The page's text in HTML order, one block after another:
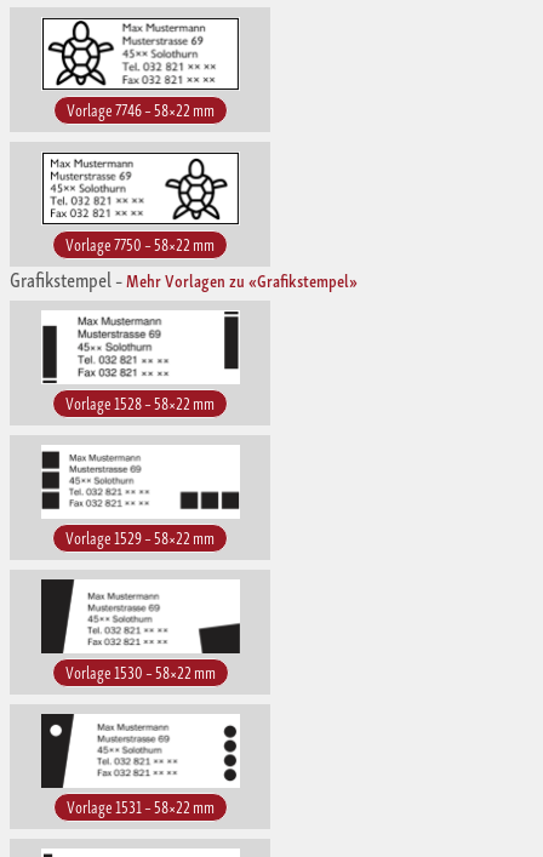
Vorlage 7746 – 58×22 mm
Vorlage 7750 – 58×22 mm
Grafikstempel–Mehr Vorlagen zu «Grafikstempel»
Vorlage 1528 – 58×22 mm
Vorlage 1529 – 58×22 mm
Vorlage 1530 – 58×22 mm
Vorlage 1531 – 58×22 mm